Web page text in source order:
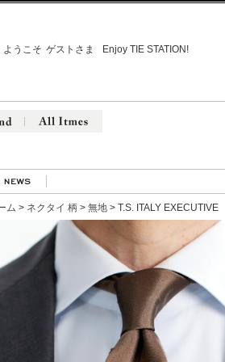
ようこそ ゲストさま Enjoy TIE STATION!
ム > ネクタイ 柄 > 無地 > T.S. ITALY EXECUTIVE